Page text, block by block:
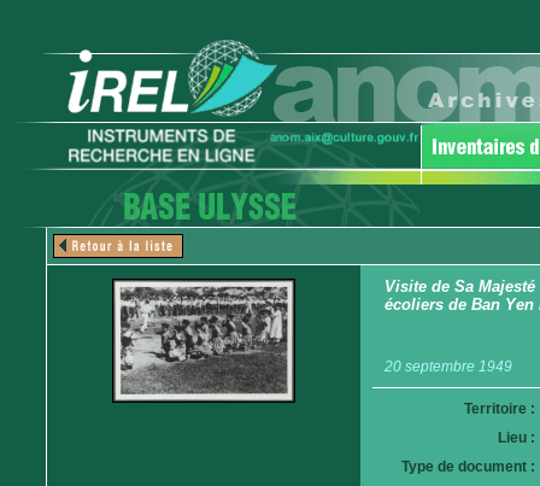
Visite de Sa
écoliers de Ban Yen
20 septembre 1949
Territoire :
Lieu :
Type de document :